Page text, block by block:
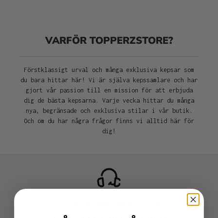
VARFÖR TOPPERZSTORE?
Förstklassigt urval och många exklusiva kepsar som
du bara hittar här! Vi är själva kepssamlare och har
gjort vår passion till en mission för att erbjuda
dig de bästa kepsarna. Varje vecka hittar du många
nya, begränsade och exklusiva stilar i vår butik.
Och om du har några frågor finns vi alltid här för
dig!